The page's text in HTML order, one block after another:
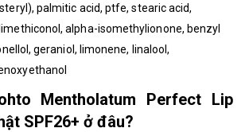
palmitic acid, ptfe, stearic acid,
alpha-isomethylionone, benzyl
geraniol, limonene, linalool,
Mentholatum Perfect Lip
SPF26+ ở đâu?